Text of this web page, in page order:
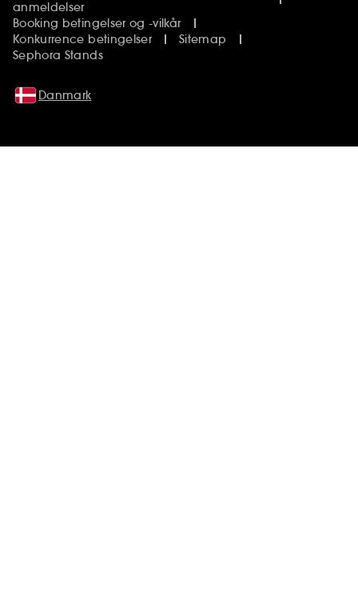
anmeldelser
Booking betingelser og -vilkår
Konkurrence betingelser
Sitemap
Sephora Stands
Danmark